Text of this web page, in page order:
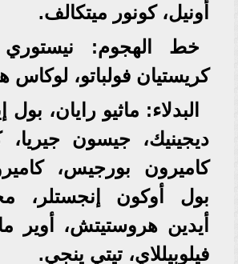
أونيل، كونور ميتكالف.
خط الهجوم: نيستوري
كريستيان فولباتو، لوكاس
البدلاء: ماثيو رايان،
ديجينيك، جيسون جيريا،
كاميرون بورجيس،
بول أوكون إنجستلر،
أيدين هروستيتش، أوير
فيلوبيللاي، تيتي ينجي.